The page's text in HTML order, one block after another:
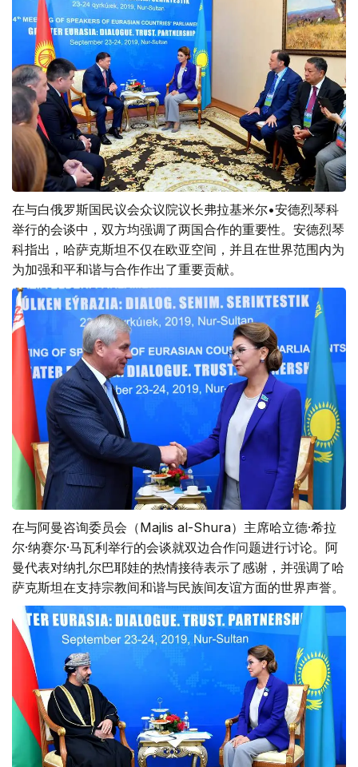
在与白俄罗斯国民议会众议院议长弗拉基米尔•安德烈琴科
举行的会谈中，双方均强调了两国合作的重要性。安德烈琴
科指出，哈萨克斯坦不仅在欧亚空间，并且在世界范围内为
为加强和平和谐与合作作出了重要贡献。
在与阿曼咨询委员会（Majlis al-Shura）主席哈立德·希拉
尔·纳赛尔·马瓦利举行的会谈就双边合作问题进行讨论。阿
曼代表对纳扎尔巴耶娃的热情接待表示了感谢，并强调了哈
萨克斯坦在支持宗教间和谐与民族间友谊方面的世界声誉。